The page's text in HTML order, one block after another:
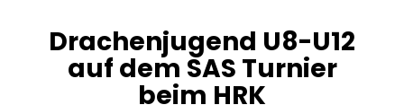
Drachenjugend U8-U12
auf dem SAS Turnier
beim HRK